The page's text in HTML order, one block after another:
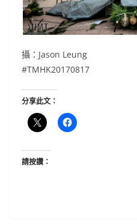
攝：Jason Leung
#TMHK20170817
分享此文：
請按讚：